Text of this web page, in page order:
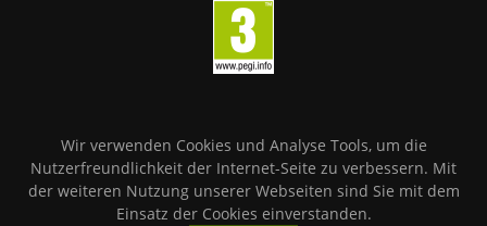
Wir verwenden Cookies und Analyse Tools, um die
Nutzerfreundlichkeit der Internet-Seite zu verbessern. Mit
der weiteren Nutzung unserer Webseiten sind Sie mit dem
Einsatz der Cookies einverstanden.